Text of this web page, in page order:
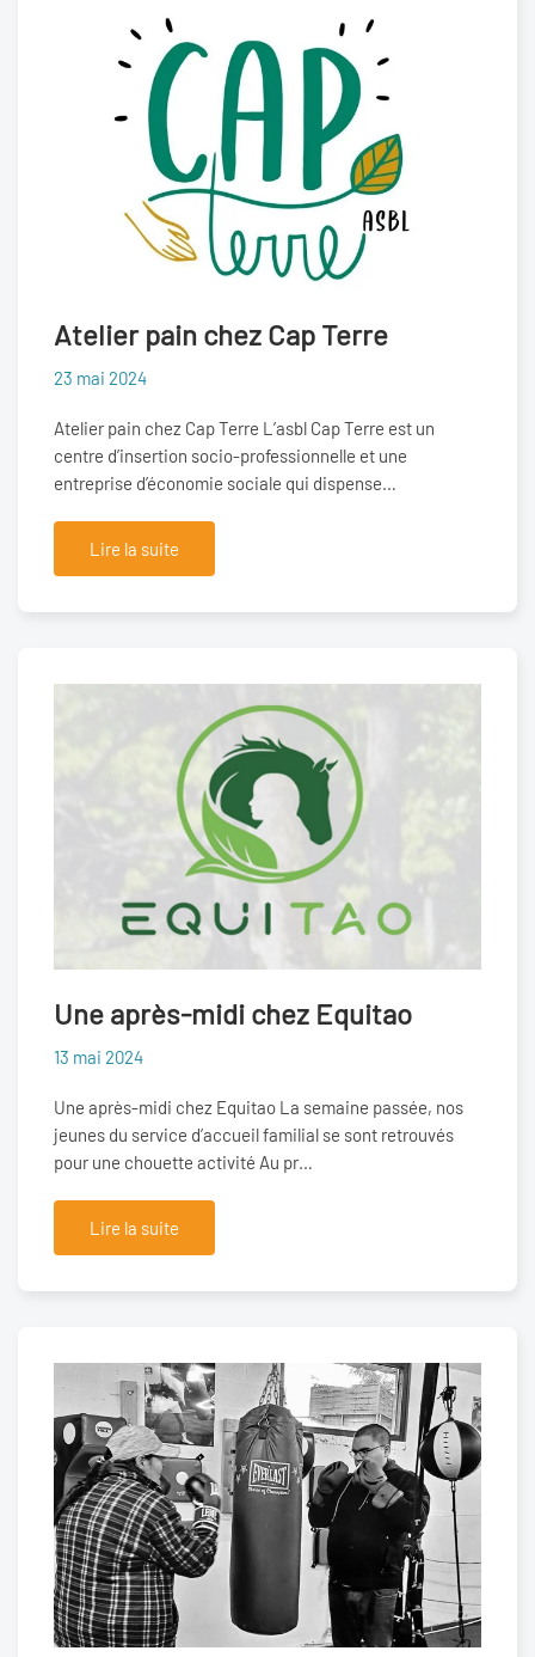
Atelier pain chez Cap Terre
23 mai 2024
Atelier pain chez Cap Terre L’asbl Cap Terre est un
centre d’insertion socio-professionnelle et une
entreprise d’économie sociale qui dispense…
Lire la suite
Une après-midi chez Equitao
13 mai 2024
Une après-midi chez Equitao La semaine passée, nos
jeunes du service d’accueil familial se sont retrouvés
pour une chouette activité Au pr…
Lire la suite